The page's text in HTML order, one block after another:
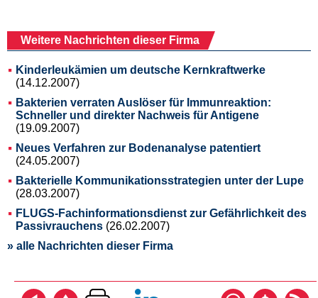
Weitere Nachrichten dieser Firma
Kinderleukämien um deutsche Kernkraftwerke
(14.12.2007)
Bakterien verraten Auslöser für Immunreaktion:
Schneller und direkter Nachweis für Antigene
(19.09.2007)
Neues Verfahren zur Bodenanalyse patentiert
(24.05.2007)
Bakterielle Kommunikationsstrategien unter der Lupe
(28.03.2007)
FLUGS-Fachinformationsdienst zur Gefährlichkeit des
Passivrauchens (26.02.2007)
» alle Nachrichten dieser Firma